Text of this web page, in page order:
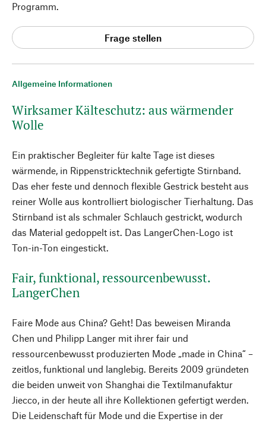
Allgemeine Informationen
Wirksamer Kälteschutz: aus wärmender
Wolle
Ein praktischer Begleiter für kalte Tage ist dieses
wärmende, in Rippenstricktechnik gefertigte Stirnband.
Das eher feste und dennoch flexible Gestrick besteht aus
reiner Wolle aus kontrolliert biologischer Tierhaltung. Das
Stirnband ist als schmaler Schlauch gestrickt, wodurch
das Material gedoppelt ist. Das LangerChen-Logo ist
Ton-in-Ton eingestickt.
Fair, funktional, ressourcenbewusst.
LangerChen
Faire Mode aus China? Geht! Das beweisen Miranda
Chen und Philipp Langer mit ihrer fair und
ressourcenbewusst produzierten Mode „made in China“ –
zeitlos, funktional und langlebig. Bereits 2009 gründeten
die beiden unweit von Shanghai die Textilmanufaktur
Jiecco, in der heute all ihre Kollektionen gefertigt werden.
Die Leidenschaft für Mode und die Expertise in der
Programm.
Frage stellen